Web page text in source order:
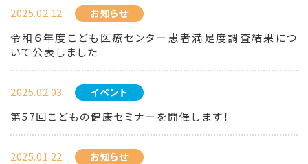
2025.02.12 お知らせ
令和６年度こども医療センター患者満足度調査結果につ
いて公表しました
2025.02.03 イベント
第57回こどもの健康セミナーを開催します！
2025.01.22 お知らせ